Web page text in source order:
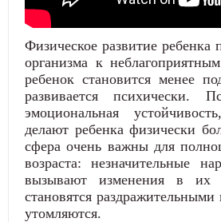
Физическое развитие ребенка
организма к
ребенок становится менее
развивается психически.
эмоциональная
делают ребенка физически
сфера очень важны для
возраста: незначительные
вызывают изменения в
становятся
утомляются.